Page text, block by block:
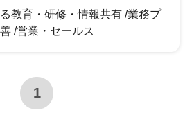
教育・研修・情報共有 業務プ
営業・セールス
1